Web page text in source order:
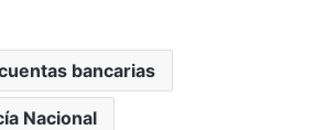
bancarias
Nacional